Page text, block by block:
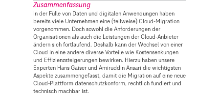
Zusammenfassung
In der Fülle von Daten und digitalen Anwendungen haben
bereits viele Unternehmen eine (teilweise) Cloud-Migration
vorgenommen. Doch sowohl die Anforderungen der
Organisationen als auch die Leistungen der Cloud-Anbieter
ändern sich fortlaufend. Deshalb kann der Wechsel von einer
Cloud in eine andere diverse Vorteile wie Kostensenkungen
und Effizienzsteigerungen bewirken. Hierzu haben unsere
Experten Hans Gaiser und Amiruddin Ansari die wichtigsten
Aspekte zusammengefasst, damit die Migration auf eine neue
Cloud-Plattform datenschutzkonform, rechtlich fundiert und
technisch machbar ist.